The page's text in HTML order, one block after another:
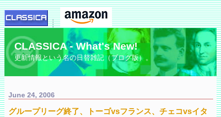
CLASSICA - What's New!
更新情報という名の日替雑記（ブログ版）。
June 24, 2006
グループリーグ終了、トーゴvsフランス、チェコvsイタ